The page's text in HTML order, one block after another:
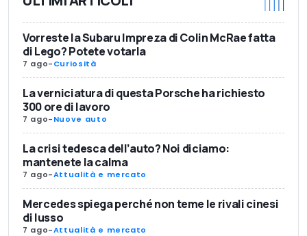
Vorreste la Subaru Impreza di Colin McRae fatta
di Lego? Potete votarla
7 ago-Curiosità
La verniciatura di questa Porsche ha richiesto
300 ore di lavoro
7 ago-Nuove auto
La crisi tedesca dell’auto? Noi diciamo:
mantenete la calma
7 ago-Attualità e mercato
Mercedes spiega perché non teme le rivali cinesi
di lusso
7 ago-Attualità e mercato